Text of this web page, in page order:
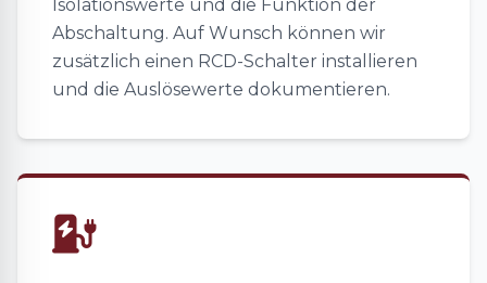
Isolationswerte und die Funktion der
Abschaltung. Auf Wunsch können wir
zusätzlich einen RCD-Schalter installieren
und die Auslösewerte dokumentieren.